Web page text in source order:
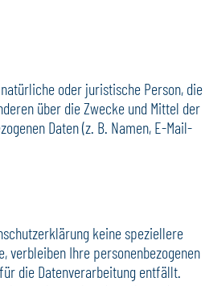
oder juristische Person, die
über die Zwecke und Mittel der
Daten (z. B. Namen, E-Mail-
keine speziellere
verbleiben Ihre personenbezogenen
die Datenverarbeitung entfällt.